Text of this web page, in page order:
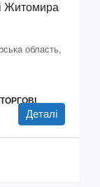
Житомира
область,
Деталі